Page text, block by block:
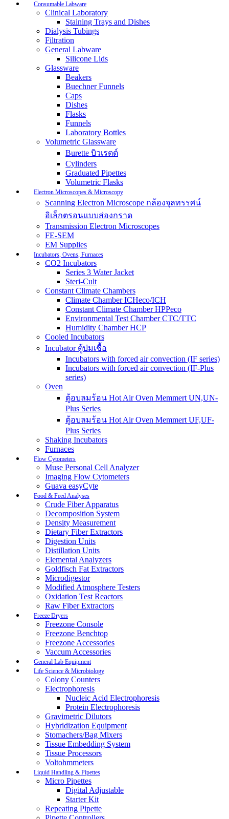
Consumable Labware
Clinical Laboratory
Staining Trays and Dishes
Dialysis Tubings
Filtration
General Labware
Silicone Lids
Glassware
Beakers
Buechner Funnels
Caps
Dishes
Flasks
Funnels
Laboratory Bottles
Volumetric Glassware
Burette บิวเรตต์
Cylinders
Graduated Pipettes
Volumetric Flasks
Electron Microscopes & Microscopy
Scanning Electron Microscope กล้องจุลทรรศน์
อิเล็กตรอนแบบส่องกราด
Transmission Electron Microscopes
FE-SEM
EM Supplies
Incubators, Ovens, Furnaces
CO2 Incubators
Series 3 Water Jacket
Steri-Cult
Constant Climate Chambers
Climate Chamber ICHeco/ICH
Constant Climate Chamber HPPeco
Environmental Test Chamber CTC/TTC
Humidity Chamber HCP
Cooled Incubators
Incubator ตู้บ่มเชื้อ
Incubators with forced air convection (IF series)
Incubators with forced air convection (IF-Plus
series)
Oven
ตู้อบลมร้อน Hot Air Oven Memmert UN,UN-
Plus Series
ตู้อบลมร้อน Hot Air Oven Memmert UF,UF-
Plus Series
Shaking Incubators
Furnaces
Flow Cytometers
Muse Personal Cell Analyzer
Imaging Flow Cytometers
Guava easyCyte
Food & Feed Analyses
Crude Fiber Apparatus
Decomposition System
Density Measurement
Dietary Fiber Extractors
Digestion Units
Distillation Units
Elemental Analyzers
Goldfisch Fat Extractors
Microdigestor
Modified Atmosphere Testers
Oxidation Test Reactors
Raw Fiber Extractors
Freeze Dryers
Freezone Console
Freezone Benchtop
Freezone Accessories
Vaccum Accessories
General Lab Equipment
Life Science & Microbiology
Colony Counters
Electrophoresis
Nucleic Acid Electrophoresis
Protein Electrophoresis
Gravimetric Dilutors
Hybridization Equipment
Stomachers/Bag Mixers
Tissue Embedding System
Tissue Processors
Voltohmmeters
Liquid Handling & Pipettes
Micro Pipettes
Digital Adjustable
Starter Kit
Repeating Pipette